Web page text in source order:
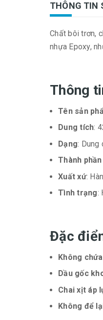
THÔNG TIN
Chất bôi trơn,
nhựa Epoxy,
Thông
Tên sản
Dung tích:
Dạng: Dung
Thành
Xuất xứ:
Tình trạng:
Đặc
Không
Dầu gốc
Chai xịt áp
Không để